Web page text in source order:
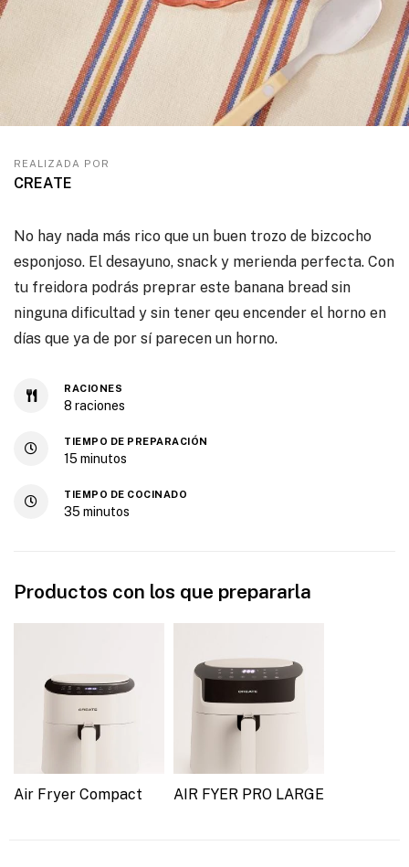
REALIZADA POR
CREATE
No hay nada más rico que un buen trozo de bizcocho
esponjoso. El desayuno, snack y merienda perfecta. Con
tu freidora podrás preprar este banana bread sin
ninguna dificultad y sin tener qeu encender el horno en
días que ya de por sí parecen un horno.
RACIONES
8 raciones
TIEMPO DE PREPARACIÓN
15 minutos
TIEMPO DE COCINADO
35 minutos
Productos con los que prepararla
Air Fryer Compact AIR FYER PRO LARGE